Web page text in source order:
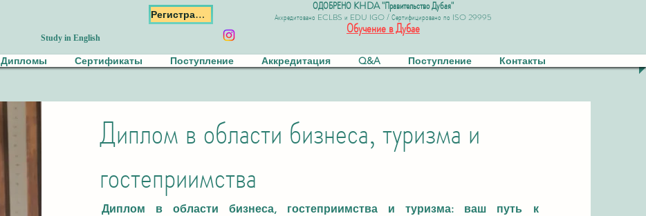
Регистрация
Study in English
ОДОБРЕНО KHDA "Правительство Дубая"
Аккредитовано ECLBS и EDU IGO / Сертифицировано по ISO 29995
Обучение в Дубае
Дипломы Сертификаты Поступление Аккредитация Q&A Поступление Контакты
Диплом в области бизнеса, туризма и
гостеприимства
Диплом в области бизнеса, гостеприимства и туризма: ваш путь к